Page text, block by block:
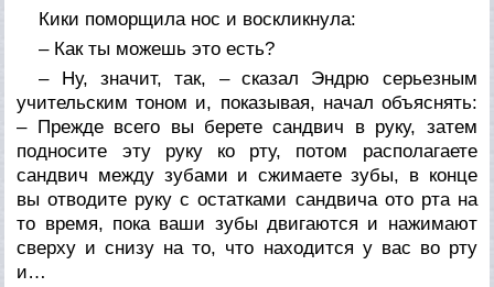
Кики поморщила нос и воскликнула:
– Как ты можешь это есть?
– Ну, значит, так, – сказал Эндрю серьезным
учительским тоном и, показывая, начал объяснять:
– Прежде всего вы берете сандвич в руку, затем
подносите эту руку ко рту, потом располагаете
сандвич между зубами и сжимаете зубы, в конце
вы отводите руку с остатками сандвича ото рта на
то время, пока ваши зубы двигаются и нажимают
сверху и снизу на то, что находится у вас во рту
и…